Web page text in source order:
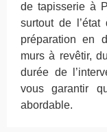
de tapisserie à
surtout de
préparation en
murs à revêtir,
durée de
vous garantir
abordable.